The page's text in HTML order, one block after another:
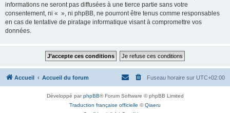
informations ne seront pas diffusées à une tierce partie sans votre
consentement, ni « », ni phpBB, ne pourront être tenus comme responsables
en cas de tentative de piratage informatique visant à compromettre vos
données.
Accueil Accueil du forum Fuseau horaire sur UTC+02:00
Développé parphpBB® Forum Software © phpBB Limited
Traduction française officielle ©Qiaeru